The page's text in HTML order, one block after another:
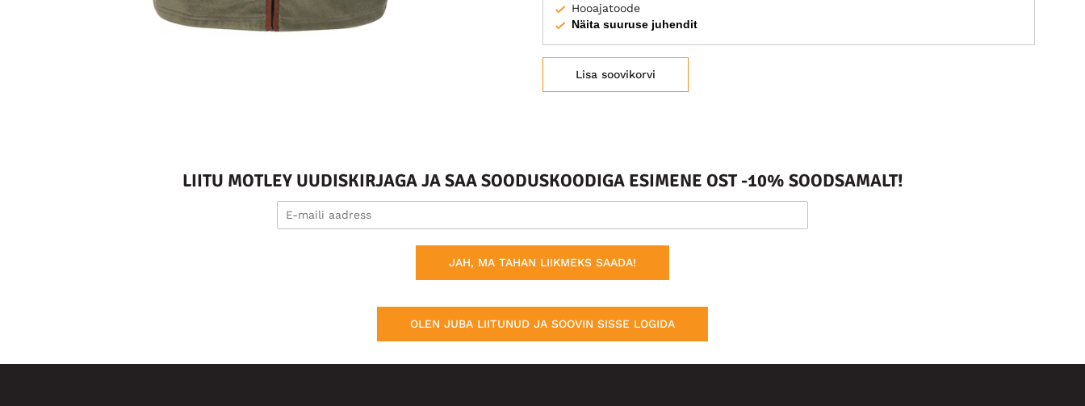
Hooajatoode
Näita suuruse juhendit
Lisa soovikorvi
LIITU MOTLEY UUDISKIRJAGA JA SAA SOODUSKOODIGA ESIMENE OST -10% SOODSAMALT!
JAH, MA TAHAN LIIKMEKS SAADA!
OLEN JUBA LIITUNUD JA SOOVIN SISSE LOGIDA